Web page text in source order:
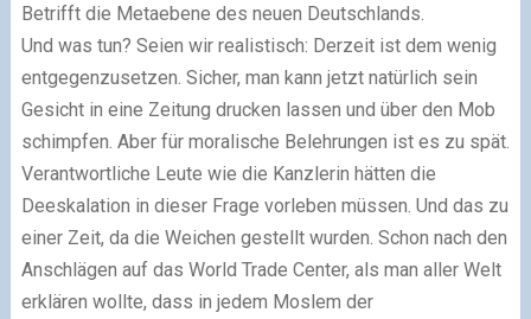
Betrifft die Metaebene des neuen Deutschlands.
Und was tun? Seien wir realistisch: Derzeit ist dem wenig
entgegenzusetzen. Sicher, man kann jetzt natürlich sein
Gesicht in eine Zeitung drucken lassen und über den Mob
schimpfen. Aber für moralische Belehrungen ist es zu spät.
Verantwortliche Leute wie die Kanzlerin hätten die
Deeskalation in dieser Frage vorleben müssen. Und das zu
einer Zeit, da die Weichen gestellt wurden. Schon nach den
Anschlägen auf das World Trade Center, als man aller Welt
erklären wollte, dass in jedem Moslem der